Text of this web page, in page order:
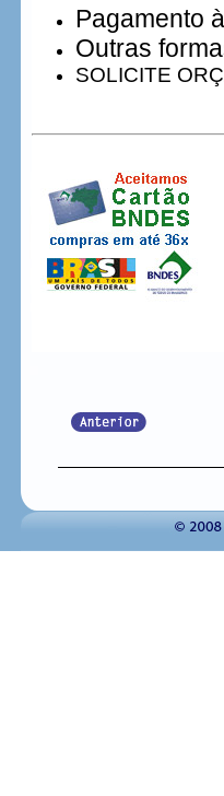
Pagamento
Outras
SOLICITE